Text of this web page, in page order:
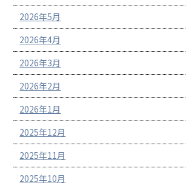
2026年5月
2026年4月
2026年3月
2026年2月
2026年1月
2025年12月
2025年11月
2025年10月